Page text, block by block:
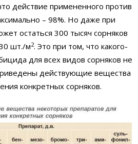
действие примененного против
– 98%. Но даже при
остаться 300 тысяч сорняков
шт./м2. Это при том, что какого-
для всех видов сорняков не
действующие вещества
конкретных сорняков.